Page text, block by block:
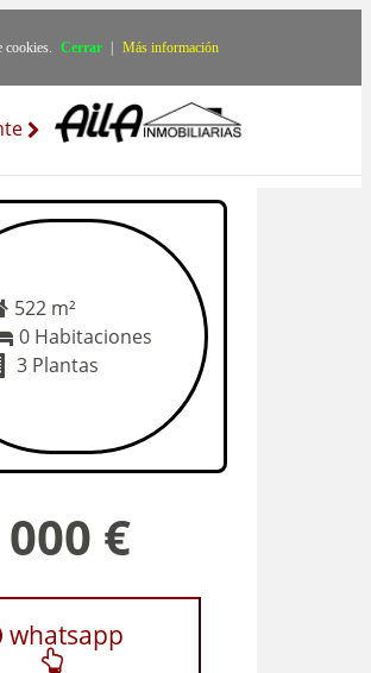
cookies. Cerrar Más información
522 m²
0 Habitaciones
3 Plantas
€
whatsapp